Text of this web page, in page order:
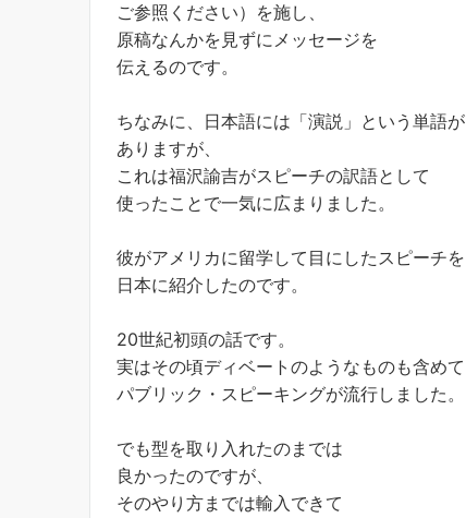
ご参照ください）を施し、
原稿なんかを見ずにメッセージを
伝えるのです。
ちなみに、日本語には「演説」という単語が
ありますが、
これは福沢諭吉がスピーチの訳語として
使ったことで一気に広まりました。
彼がアメリカに留学して目にしたスピーチを
日本に紹介したのです。
20世紀初頭の話です。
実はその頃ディベートのようなものも含めて
パブリック・スピーキングが流行しました。
でも型を取り入れたのまでは
良かったのですが、
そのやり方までは輸入できて